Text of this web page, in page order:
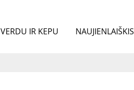
VERDU IR KEPU NAUJIENLAIŠKIS